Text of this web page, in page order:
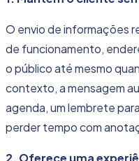
O envio de informações
de funcionamento,
o público até mesmo
contexto, a mensagem
agenda, um lembrete
perder tempo com
2. Oferece uma